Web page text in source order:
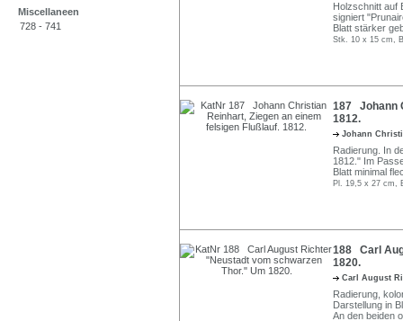
Miscellaneen
728 - 741
Holzschnitt auf
signiert
Blatt stärker
Stk. 10 x 15 cm,
187 Johann
1812.
Johann
Radierung. In
1812." Im
Blatt minimal
Pl. 19,5 x 27 cm,
188 Carl
1820.
Carl August
Radierung,
Darstellung in
An den beiden